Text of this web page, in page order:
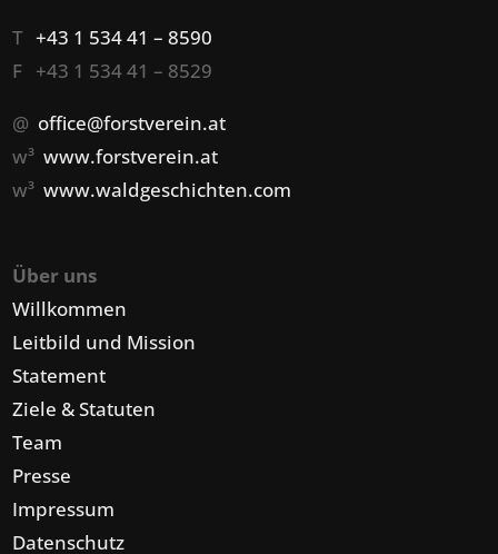
T+43 1 534 41 – 8590
F +43 1 534 41 – 8529
@ office@forstverein.at
w³www.forstverein.at
w³www.waldgeschichten.com
Über uns
Willkommen
Leitbild und Mission
Statement
Ziele & Statuten
Team
Presse
Impressum
Datenschutz